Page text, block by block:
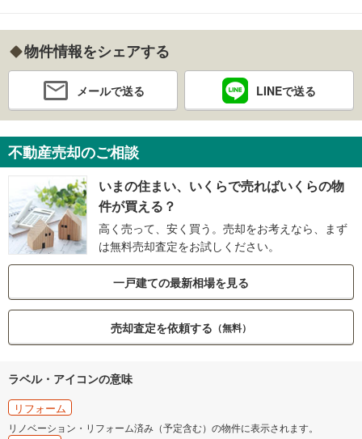
物件情報をシェアする
メールで送る LINEで送る
不動産売却のご相談
いまの住まい、いくらで売ればいくらの物
件が買える？
高く売って、安く買う。売却をお考えなら、まず
は無料売却査定をお試しください。
一戸建ての最新相場を見る
売却査定を依頼する （無料）
ラベル・アイコンの意味
リフォーム
リノベーション・リフォーム済み（予定含む）の物件に表示されます。